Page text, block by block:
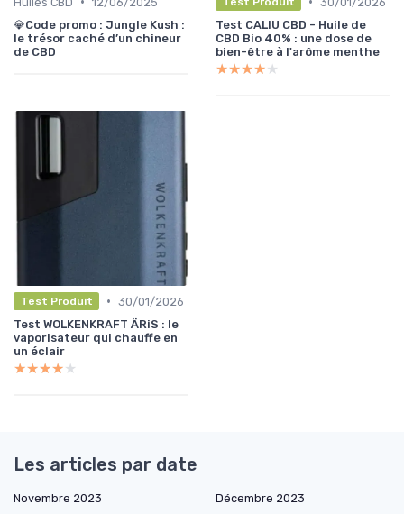
💎Code promo : Jungle Kush :
le trésor caché d’un chineur
de CBD
Test CALIU CBD - Huile de
CBD Bio 40% : une dose de
bien-être à l'arôme menthe
★★★★★
★★★★★
Test Produit • 30/01/2026
Test WOLKENKRAFT ÄRiS : le
vaporisateur qui chauffe en
un éclair
★★★★★
★★★★★
Les articles par date
Novembre 2023
Décembre 2023